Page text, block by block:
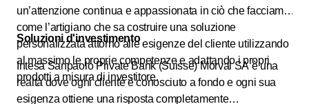
un’attenzione continua e appassionata in ciò che facciamo,
come l’artigiano che sa costruire una soluzione
personalizzata attorno alle esigenze del cliente utilizzando
al massimo le proprie competenze e adattando i propri
prodotti a misura di investitore.
Soluzioni d'investimento
Intesa Sanpaolo Private Bank (Suisse) Morval SA è una
realtà dove ogni cliente è conosciuto a fondo e ogni sua
esigenza ottiene una risposta completamente